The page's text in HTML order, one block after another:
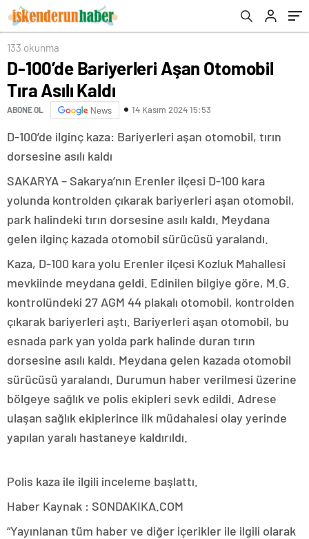
133 okunma
D-100’de Bariyerleri Aşan Otomobil
Tıra Asılı Kaldı
ABONE OL News 14 Kasım 2024 15:53
D-100’de ilginç kaza: Bariyerleri aşan otomobil, tırın
dorsesine asılı kaldı
SAKARYA – Sakarya’nın Erenler ilçesi D-100 kara
yolunda kontrolden çıkarak bariyerleri aşan otomobil,
park halindeki tırın dorsesine asılı kaldı. Meydana
gelen ilginç kazada otomobil sürücüsü yaralandı.
Kaza, D-100 kara yolu Erenler ilçesi Kozluk Mahallesi
mevkiinde meydana geldi. Edinilen bilgiye göre, M.G.
kontrolündeki 27 AGM 44 plakalı otomobil, kontrolden
çıkarak bariyerleri aştı. Bariyerleri aşan otomobil, bu
esnada park yan yolda park halinde duran tırın
dorsesine asılı kaldı. Meydana gelen kazada otomobil
sürücüsü yaralandı. Durumun haber verilmesi üzerine
bölgeye sağlık ve polis ekipleri sevk edildi. Adrese
ulaşan sağlık ekiplerince ilk müdahalesi olay yerinde
yapılan yaralı hastaneye kaldırıldı.
Polis kaza ile ilgili inceleme başlattı.
Haber Kaynak : SONDAKIKA.COM
“Yayınlanan tüm haber ve diğer içerikler ile ilgili olarak